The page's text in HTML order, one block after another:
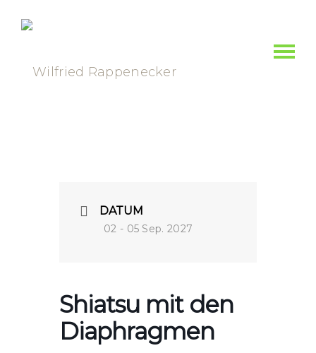
DATUM
02 - 05 Sep. 2027
Shiatsu mit den
Diaphragmen